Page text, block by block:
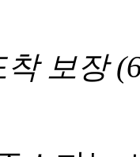
착 보장(